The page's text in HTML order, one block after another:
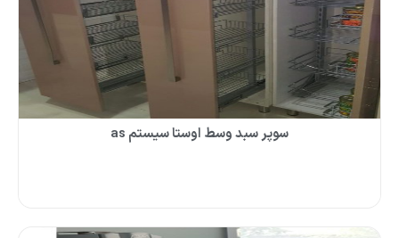
سوپر سبد وسط اوستا سیستم as